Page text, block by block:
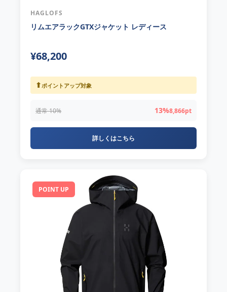
HAGLOFS
リムエアラックGTXジャケット レディース
¥68,200
⬆ ポイントアップ対象
通常 10% 13%8,866pt
詳しくはこちら
POINT UP